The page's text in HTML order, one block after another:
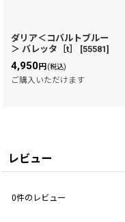
ダリア＜コバルトブルー
＞ バレッタ［t］
[55581]
4,950円(税込)
ご購入いただけます
レビュー
0件のレビュー